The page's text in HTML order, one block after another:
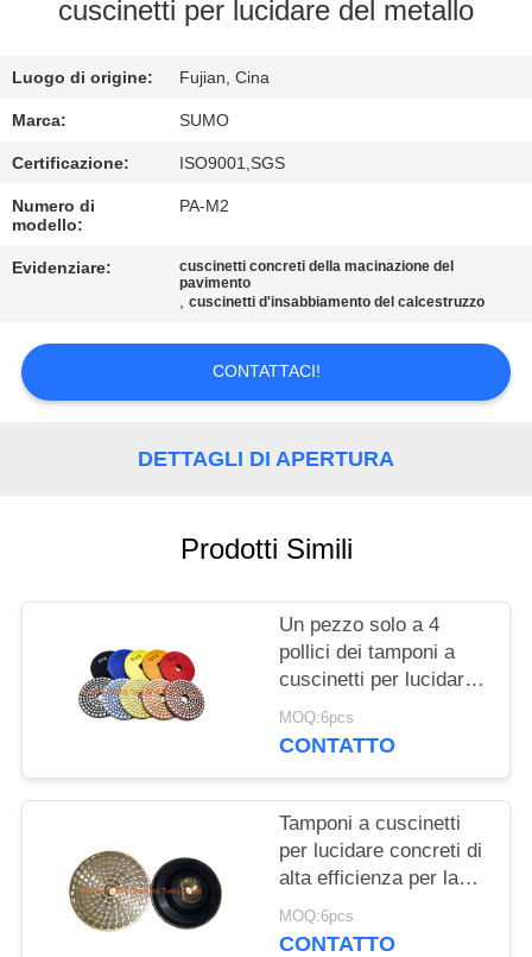
DI
QUALITÀ
CONTATTICI
RICHIEDA
CITAZIONE
PRIVACY
cuscinetti per lucidare del metallo
Luogo di origine: Fujian, Cina
Marca: SUMO
Certificazione: ISO9001,SGS
Numero di
modello:
PA-M2
Evidenziare:
cuscinetti concreti della macinazione del
pavimento
,cuscinetti d'insabbiamento del calcestruzzo
CONTATTACI!
DETTAGLI DI APERTURA
Prodotti Simili
Un pezzo solo a 4
pollici dei tamponi a
cuscinetti per lucidare
del diamante che
sinterizza i tamponi a
MOQ:6pcs
CONTATTO
Tamponi a cuscinetti
per lucidare concreti di
alta efficienza per la
macchina per la
frantumazione del
MOQ:6pcs
CONTATTO